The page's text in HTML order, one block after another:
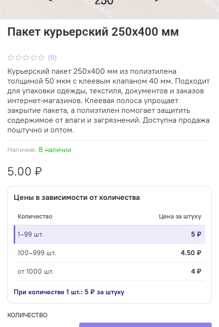
(0)
Наличие: В наличии
Пакет курьерский 250х400 мм
5.00 ₽
Цены в зависимости от количества
Количество Цена за штуку
1–99 шт. 5 ₽
100–999 шт. 4.50 ₽
от 1000 шт. 4 ₽
При количестве 1 шт.: 5 ₽ за штуку
КОЛИЧЕСТВО
Курьерский пакет 250х400 мм из полиэтилена
толщиной 50 мкм с клеевым клапаном 40 мм. Подходит
для упаковки одежды, текстиля, документов и заказов
интернет-магазинов. Клеевая полоса упрощает
закрытие пакета, а полиэтилен помогает защитить
содержимое от влаги и загрязнений. Доступна продажа
поштучно и оптом.